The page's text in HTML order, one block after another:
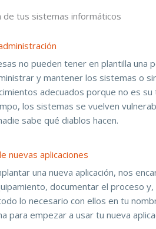
de tus sistemas informáticos
no pueden tener en plantilla una
y mantener los sistemas o
adecuados porque no es su
los sistemas se vuelven
sabe qué diablos hacen.
nuevas aplicaciones
una nueva aplicación, nos
documentar el proceso
lo necesario con ellos en tu
para empezar a usar tu nueva